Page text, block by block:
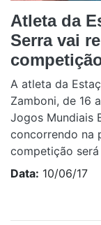
Atleta da
Serra vai
A atleta da
Zamboni, de 16
Jogos Mundiais
concorrendo na
competição
Data: 10/06/17